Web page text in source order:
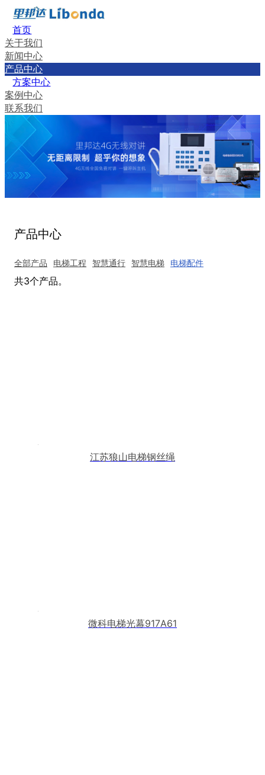
首页
关于我们
新闻中心
产品中心
方案中心
案例中心
联系我们
产品中心
全部产品 电梯工程 智慧通行 智慧电梯 电梯配件
共3个产品。
江苏狼山电梯钢丝绳
微科电梯光幕917A61